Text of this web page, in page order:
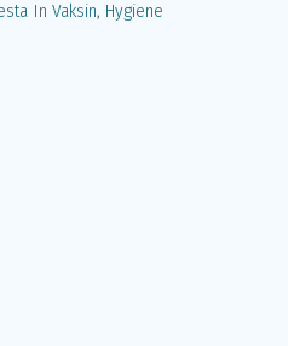
In Vaksin, Hygiene